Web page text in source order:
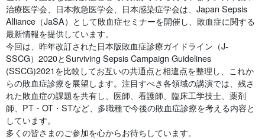
治療医学会、日本救急医学会、日本感染症学会は、Japan Sepsis
Alliance（JaSA）として敗血症セミナーを開催し、敗血症に関する
最新情報を提供しています。
今回は、昨年改訂された日本版敗血症診療ガイドライン（J-
SSCG）2020とSurviving Sepsis Campaign Guidelines
(SSCG)2021を比較してお互いの共通点と相違点を整理し、これか
らの敗血症診療を展望します。注目すべき各領域の講演では、残さ
れた敗血症の課題を共有し、医師、看護師、臨床工学技士、薬剤
師、PT・OT・STなど、多職種で今後の敗血症診療を考える内容と
しています。
多くの皆さまのご参加を心からお待ちしています。